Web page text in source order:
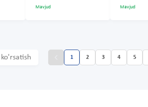
Mavjud Mavjud
1 2 3 4 5